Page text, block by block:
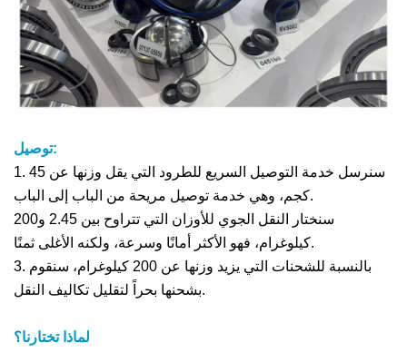
توصيل:
1. سنرسل خدمة التوصيل السريع للطرود التي يقل وزنها عن 45
كجم، وهي خدمة توصيل مريحة من الباب إلى الباب.
سنختار النقل الجوي للأوزان التي تتراوح بين 2.45 و200
كيلوغرام، فهو الأكثر أمانًا وسرعة، ولكنه الأغلى ثمنًا.
3. بالنسبة للشحنات التي يزيد وزنها عن 200 كيلوغرام، سنقوم
بشحنها بحراً لتقليل تكاليف النقل.
لماذا تختارنا؟